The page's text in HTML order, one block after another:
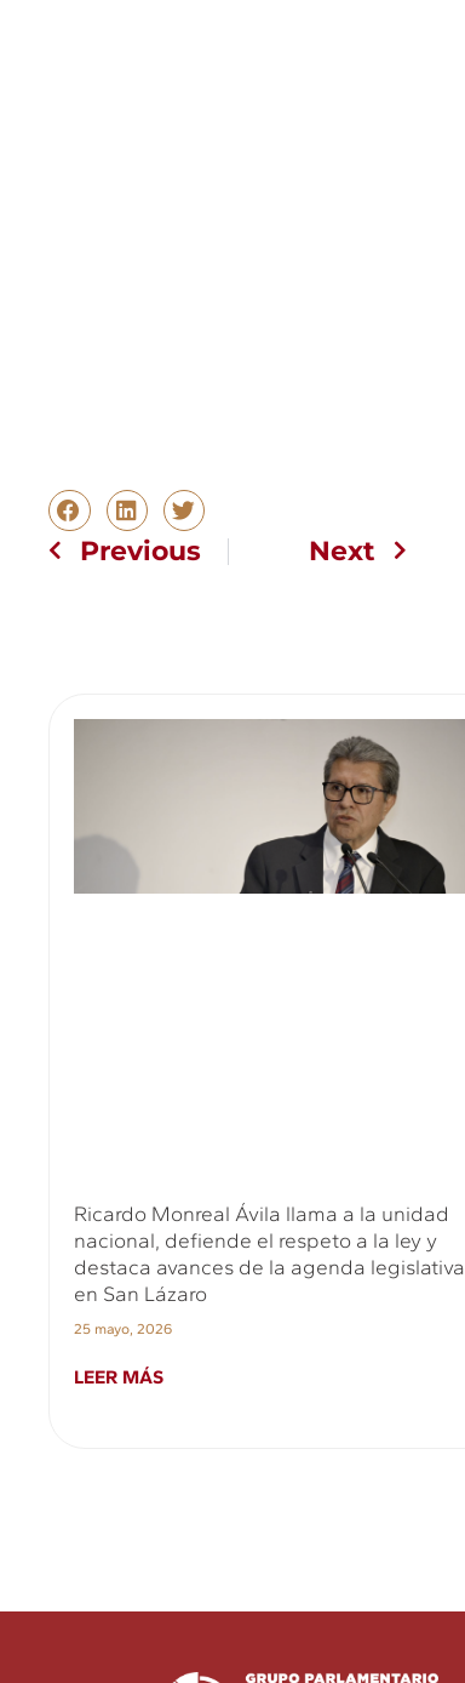
Previous Next
Ricardo Monreal Ávila llama a la unidad
nacional, defiende el respeto a la ley y
destaca avances de la agenda legislativa
en San Lázaro
25 mayo, 2026
LEER MÁS